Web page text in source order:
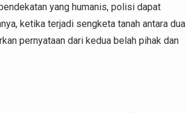
yang humanis, polisi dapat
ketika terjadi sengketa tanah antara dua
pernyataan dari kedua belah pihak dan